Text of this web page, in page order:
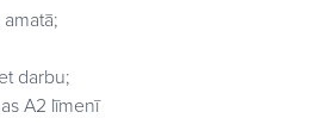
darbu;
A2 līmenī